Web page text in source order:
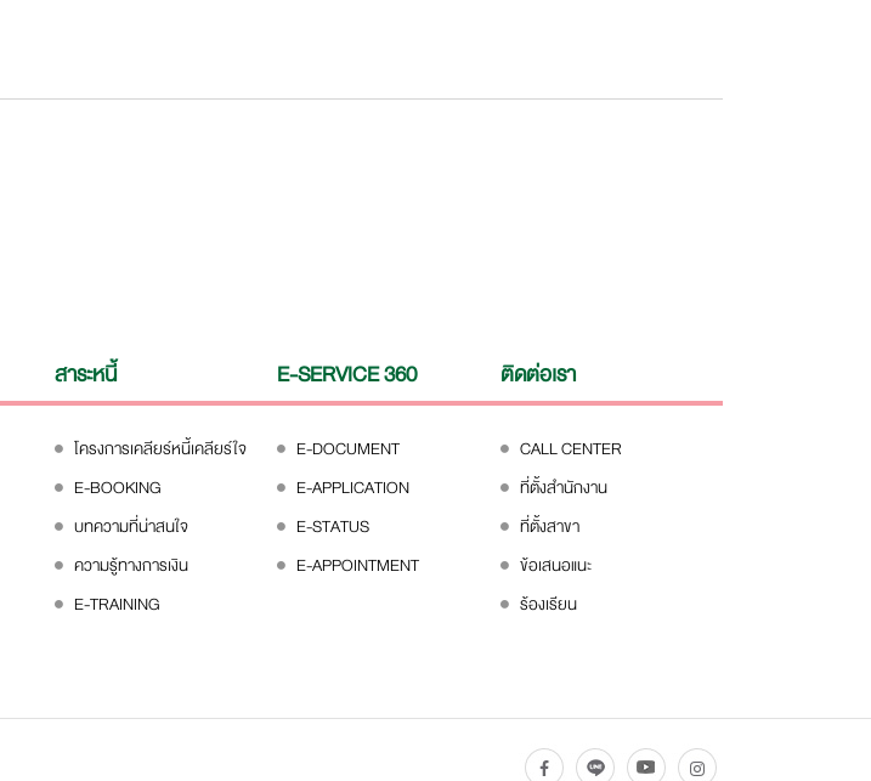
สาระหนี้
โครงการเคลียร์หนี้เคลียร์ใจ
E-BOOKING
บทความที่น่าสนใจ
ความรู้ทางการเงิน
E-TRAINING
E-SERVICE 360
E-DOCUMENT
E-APPLICATION
E-STATUS
E-APPOINTMENT
ติดต่อเรา
CALL CENTER
ที่ตั้งสำนักงาน
ที่ตั้งสาขา
ข้อเสนอแนะ
ร้องเรียน